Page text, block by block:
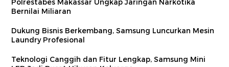
Polrestabes Makassar Ungkap Jaringan Narkotika
Bernilai Miliaran
Dukung Bisnis Berkembang, Samsung Luncurkan Mesin
Laundry Profesional
Teknologi Canggih dan Fitur Lengkap, Samsung Mini